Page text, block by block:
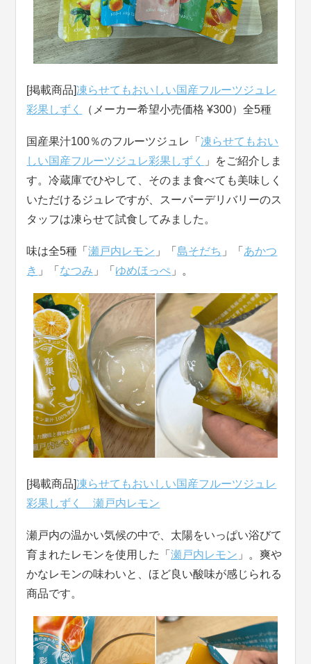
[掲載商品]凍らせてもおいしい国産フルーツジュレ
彩果しずく
（メーカー希望小売価格 ¥300）全5種
国産果汁100％のフルーツジュレ「 凍らせてもおい
しい国産フルーツジュレ彩果しずく
」をご紹介しま
す。冷蔵庫でひやして、そのまま食べても美味しく
いただけるジュレですが、スーパーデリバリーのス
タッフは凍らせて試食してみました。
味は全5種「瀬戸内レモン 」「島そだち 」「 あかつ
き 」「 なつみ 」「 ゆめほっぺ 」。
[掲載商品]凍らせてもおいしい国産フルーツジュレ
彩果しずく 瀬戸内レモン
瀬戸内の温かい気候の中で、太陽をいっぱい浴びて
育まれたレモンを使用した「瀬戸内レモン 」。爽や
かなレモンの味わいと、ほど良い酸味が感じられる
商品です。